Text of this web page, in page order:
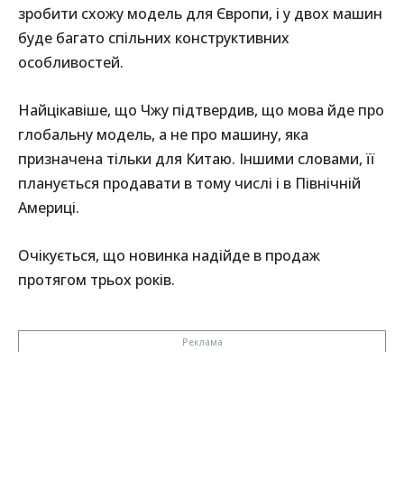
зробити схожу модель для Європи, і у двох машин
буде багато спільних конструктивних
особливостей.
Найцікавіше, що Чжу підтвердив, що мова йде про
глобальну модель, а не про машину, яка
призначена тільки для Китаю. Іншими словами, її
планується продавати в тому числі і в Північній
Америці.
Очікується, що новинка надійде в продаж
протягом трьох років.